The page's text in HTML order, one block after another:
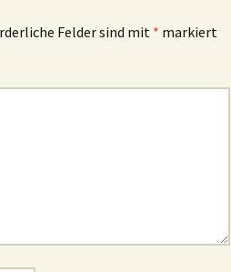
Felder sind mit * markiert